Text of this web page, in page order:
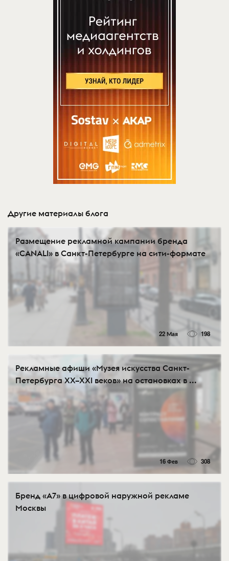
Другие материалы блога
Размещение рекламной кампании бренда
«CANALI» в Санкт-Петербурге на сити-формате
22 Мая 198
Рекламные афиши «Музея искусства Санкт-
Петербурга XX–XXI веков» на остановках в ...
16 Фев 308
Бренд «А7» в цифровой наружной рекламе
Москвы